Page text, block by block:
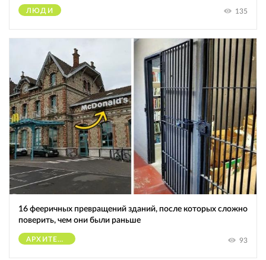
ЛЮДИ 135
16 фееричных превращений зданий, после которых сложно
поверить, чем они были раньше
АРХИТЕКТУРА 93